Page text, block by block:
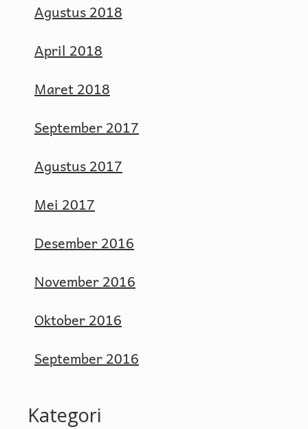
Agustus 2018
April 2018
Maret 2018
September 2017
Agustus 2017
Mei 2017
Desember 2016
November 2016
Oktober 2016
September 2016
Kategori